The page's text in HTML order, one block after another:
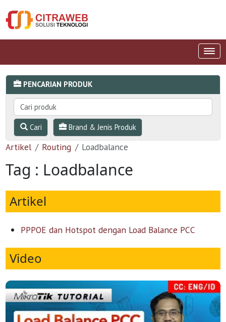
PENCARIAN PRODUK
Cari Brand & Jenis Produk
Artikel Routing Loadbalance
Tag : Loadbalance
Artikel
PPPOE dan Hotspot dengan Load Balance PCC
Video